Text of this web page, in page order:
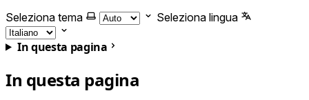
Seleziona tema Seleziona lingua
In questa pagina
In questa pagina